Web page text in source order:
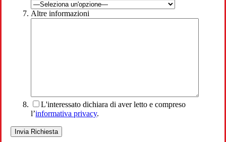
Altre informazioni
L'interessato dichiara di aver letto e compreso
l’informativa privacy.